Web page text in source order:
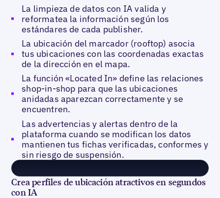
La limpieza de datos con IA valida y
reformatea la información según los
estándares de cada publisher.
La ubicación del marcador (rooftop) asocia
tus ubicaciones con las coordenadas exactas
de la dirección en el mapa.
La función «Located In» define las relaciones
shop-in-shop para que las ubicaciones
anidadas aparezcan correctamente y se
encuentren.
Las advertencias y alertas dentro de la
plataforma cuando se modifican los datos
mantienen tus fichas verificadas, conformes y
sin riesgo de suspensión.
Crea perfiles de ubicación atractivos en segundos
con IA